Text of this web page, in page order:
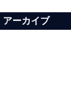
アーカイブ